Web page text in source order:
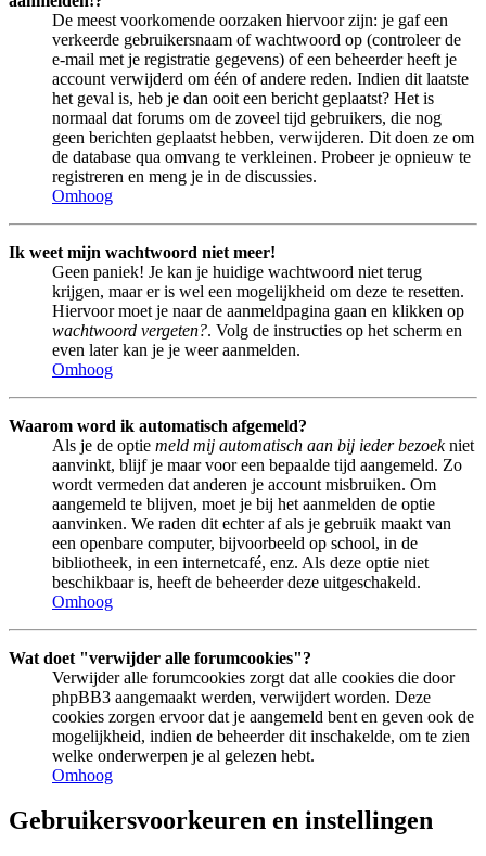
De meest voorkomende oorzaken hiervoor zijn: je gaf een
verkeerde gebruikersnaam of wachtwoord op (controleer de
e-mail met je registratie gegevens) of een beheerder heeft je
account verwijderd om één of andere reden. Indien dit laatste
het geval is, heb je dan ooit een bericht geplaatst? Het is
normaal dat forums om de zoveel tijd gebruikers, die nog
geen berichten geplaatst hebben, verwijderen. Dit doen ze om
de database qua omvang te verkleinen. Probeer je opnieuw te
registreren en meng je in de discussies.
Omhoog
Ik weet mijn wachtwoord niet meer!
Geen paniek! Je kan je huidige wachtwoord niet terug
krijgen, maar er is wel een mogelijkheid om deze te resetten.
Hiervoor moet je naar de aanmeldpagina gaan en klikken op
wachtwoord vergeten?. Volg de instructies op het scherm en
even later kan je je weer aanmelden.
Omhoog
Waarom word ik automatisch afgemeld?
Als je de optie meld mij automatisch aan bij ieder bezoekniet
aanvinkt, blijf je maar voor een bepaalde tijd aangemeld. Zo
wordt vermeden dat anderen je account misbruiken. Om
aangemeld te blijven, moet je bij het aanmelden de optie
aanvinken. We raden dit echter af als je gebruik maakt van
een openbare computer, bijvoorbeeld op school, in de
bibliotheek, in een internetcafé, enz. Als deze optie niet
beschikbaar is, heeft de beheerder deze uitgeschakeld.
Omhoog
Wat doet "verwijder alle forumcookies"?
Verwijder alle forumcookies zorgt dat alle cookies die door
phpBB3 aangemaakt werden, verwijdert worden. Deze
cookies zorgen ervoor dat je aangemeld bent en geven ook de
mogelijkheid, indien de beheerder dit inschakelde, om te zien
welke onderwerpen je al gelezen hebt.
Omhoog
Gebruikersvoorkeuren en instellingen